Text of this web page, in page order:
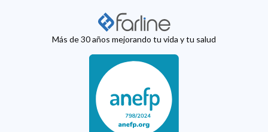
Más de 30 años mejorando tu vida y tu salud